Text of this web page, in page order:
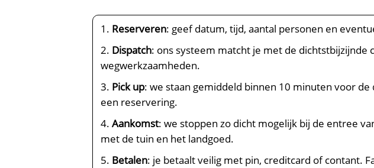
Reserveren: geef datum, tijd, aantal personen en
Dispatch: ons systeem matcht je met de
wegwerkzaamheden.
Pick up: we staan gemiddeld binnen 10 minuten voor
een reservering.
Aankomst: we stoppen zo dicht mogelijk bij de entree
met de tuin en het landgoed.
Betalen: je betaalt veilig met pin, creditcard of contant.